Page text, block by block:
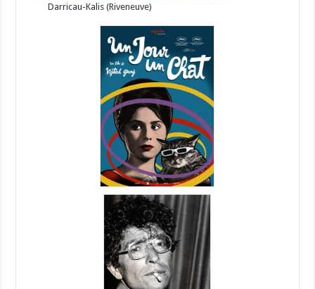
Darricau-Kalis (Riveneuve)